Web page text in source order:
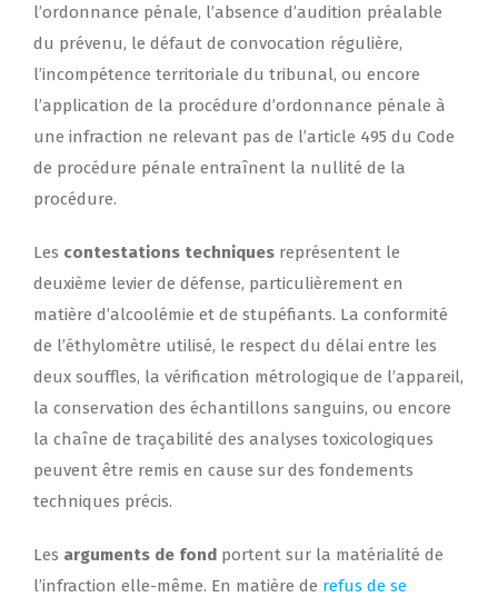
l’ordonnance pénale, l’absence d’audition préalable
du prévenu, le défaut de convocation régulière,
l’incompétence territoriale du tribunal, ou encore
l’application de la procédure d’ordonnance pénale à
une infraction ne relevant pas de l’article 495 du Code
de procédure pénale entraînent la nullité de la
procédure.
Les contestations techniques représentent le
deuxième levier de défense, particulièrement en
matière d’alcoolémie et de stupéfiants. La conformité
de l’éthylomètre utilisé, le respect du délai entre les
deux souffles, la vérification métrologique de l’appareil,
la conservation des échantillons sanguins, ou encore
la chaîne de traçabilité des analyses toxicologiques
peuvent être remis en cause sur des fondements
techniques précis.
Les arguments de fond portent sur la matérialité de
l’infraction elle-même. En matière de refus de se